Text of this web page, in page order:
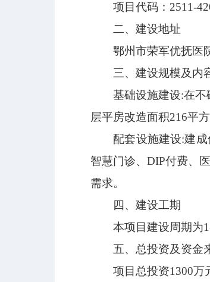
项目代码： 2511-
二、建设地址
鄂州市荣军优抚医
三、建设规模及内
基础设施建设:在不
层平房改造面积216平
配套设施建设:建
智慧门诊、DIP付费、
需求。
四、建设工期
本项目建设周期为
五、总投资及资金
项目总投资1300万